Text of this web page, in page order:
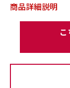
商品詳細説明